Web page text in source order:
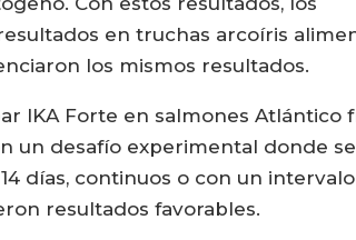
en truchas arcoíris
los mismos resultados.
IKA Forte en salmones Atlántico
un desafío experimental donde se
días, continuos o con un
resultados favorables.